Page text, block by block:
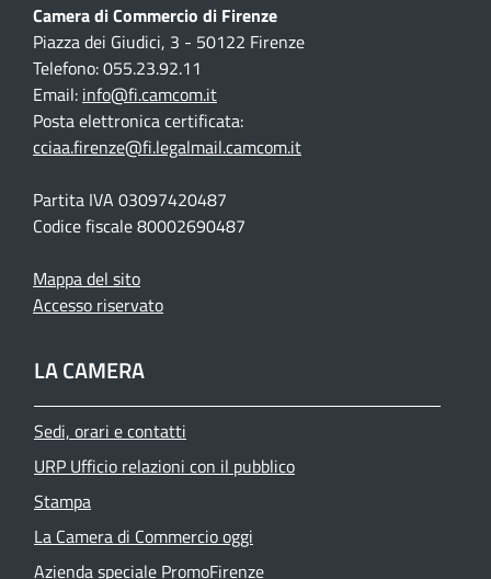
Camera di Commercio di Firenze
Piazza dei Giudici, 3 - 50122 Firenze
Telefono: 055.23.92.11
Email: info@fi.camcom.it
Posta elettronica certificata:
cciaa.firenze@fi.legalmail.camcom.it
Partita IVA 03097420487
Codice fiscale 80002690487
Mappa del sito
Accesso riservato
LA CAMERA
Sedi, orari e contatti
URP Ufficio relazioni con il pubblico
Stampa
La Camera di Commercio oggi
Azienda speciale PromoFirenze